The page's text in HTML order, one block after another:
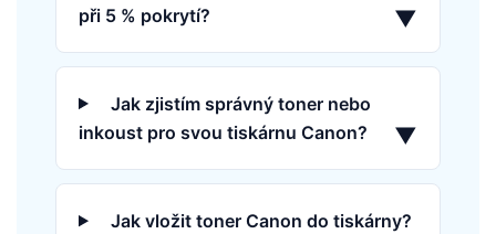
při 5 % pokrytí?
▼
Jak zjistím správný toner nebo
inkoust pro svou tiskárnu Canon?
▼
Jak vložit toner Canon do tiskárny?